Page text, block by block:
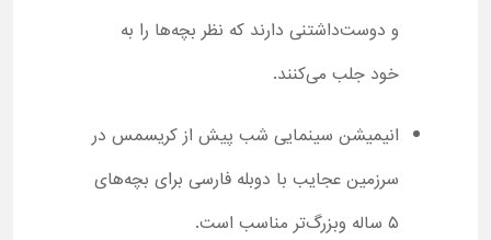
و دوست‌داشتنی دارند که نظر بچه‌ها را به
خود جلب می‌کنند.
انیمیشن سینمایی شب پیش از کریسمس در
سرزمین عجایب با دوبله فارسی برای بچه‌های
۵ ساله وبزرگ‌تر مناسب است.